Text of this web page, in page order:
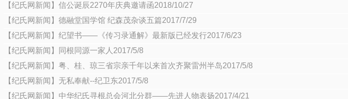
【纪氏网新闻】信公诞辰2270年庆典邀请函2018/10/27
【纪氏网新闻】德融堂国学馆 纪森茂杂谈五篇2017/7/29
【纪氏网新闻】纪望书——《传习录通解》最新版已经发行2017/6/23
【纪氏网新闻】同根同源一家人2017/5/8
【纪氏网新闻】粤、桂、琼三省宗亲千年以来首次齐聚雷州半岛2017/5/8
【纪氏网新闻】无私奉献--纪卫东2017/5/8
【纪氏网新闻】中华纪氏寻根总会河北分群——先进人物表扬2017/4/21